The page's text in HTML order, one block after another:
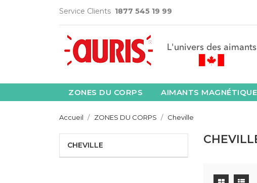
Service Clients 1877 545 19 99
ZONES DU CORPS AIMANTS
Accueil ZONES DU CORPS Cheville
CHEVILLE